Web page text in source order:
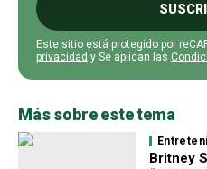
Este sitio está protegido por
privacidad y Se aplican las
Más sobre este tema
Britney